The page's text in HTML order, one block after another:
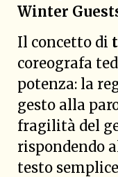
Winter
Il concetto di
coreografa
potenza: la
gesto alla
fragilità del
rispondendo
testo